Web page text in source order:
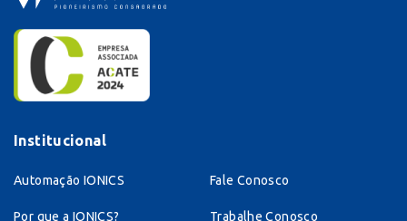
Institucional
Automação IONICS
Por que a IONICS?
Fale Conosco
Trabalhe Conosco